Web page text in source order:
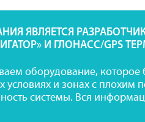
ЯВЛЯЕТСЯ
И ГЛОНАСС/GPS
оборудование,
условиях и зонах с плохим
системы. Вся